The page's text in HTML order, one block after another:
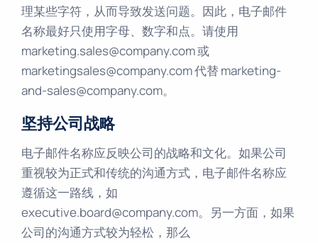
理某些字符，从而导致发送问题。因此，电子邮件
名称最好只使用字母、数字和点。请使用
marketing.sales@company.com 或
marketingsales@company.com 代替 marketing-
and-sales@company.com。
坚持公司战略
电子邮件名称应反映公司的战略和文化。如果公司
重视较为正式和传统的沟通方式，电子邮件名称应
遵循这一路线，如
executive.board@company.com。另一方面，如果
公司的沟通方式较为轻松，那么